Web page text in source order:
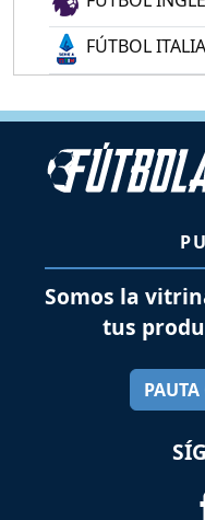
FÚTBOL
Somos la
tus